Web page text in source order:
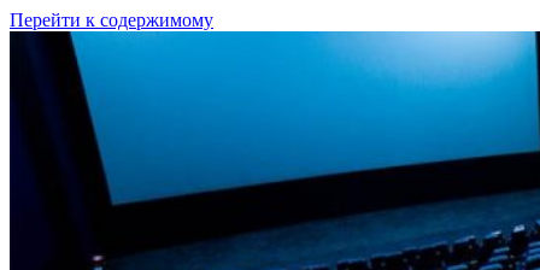
Перейти к содержимому